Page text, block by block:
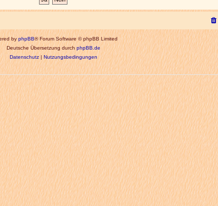
byphpBB® Forum Software © phpBB Limited
Deutsche Übersetzung durchphpBB.de
Datenschutz|Nutzungsbedingungen